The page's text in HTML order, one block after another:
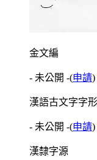
金文編
- 未公開 -(申請)
漢語古文字字
- 未公開 -(申請)
漢隸字源